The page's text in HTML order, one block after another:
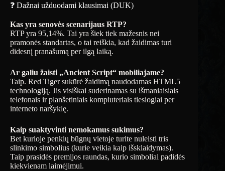
❓ Dažnai užduodami klausimai (DUK)
Kas yra senovės scenarijaus RTP?
RTP yra 95,14%. Tai yra šiek tiek mažesnis nei
pramonės standartas, o tai reiškia, kad žaidimas turi
didesnį pranašumą per ilgą laiką.
Ar galiu žaisti „Ancient Script“ mobiliajame?
Taip. Red Tiger sukūrė žaidimą naudodamas HTML5
technologiją. Jis visiškai suderinamas su išmaniaisiais
telefonais ir planšetiniais kompiuteriais tiesiogiai per
interneto naršyklę.
Kaip suaktyvinti nemokamus sukimus?
Bet kurioje penkių būgnų vietoje turite nuleisti tris
slinkimo simbolius (kurie veikia kaip išsklaidymas).
Taip prasidės premijos raundas, kurio simboliai padidės
kiekvienam laimėjimui.